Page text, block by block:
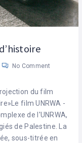
No Comment
du film
film UNRWA -
de l'UNRWA,
de Palestine. La
sous-titrée en